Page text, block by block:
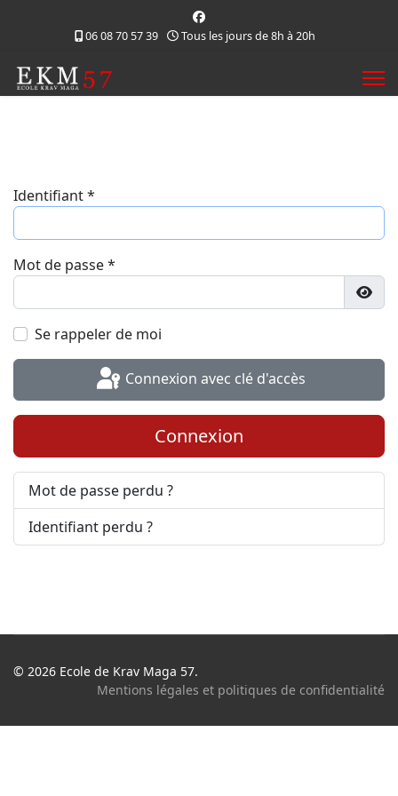
06 08 70 57 39 Tous les jours de 8h à 20h
Identifiant*
Mot de passe*
Se rappeler de moi
Connexion avec clé d'accès
Connexion
Mot de passe perdu ?
Identifiant perdu ?
© 2026 Ecole de Krav Maga 57.
Mentions légales et politiques de confidentialité